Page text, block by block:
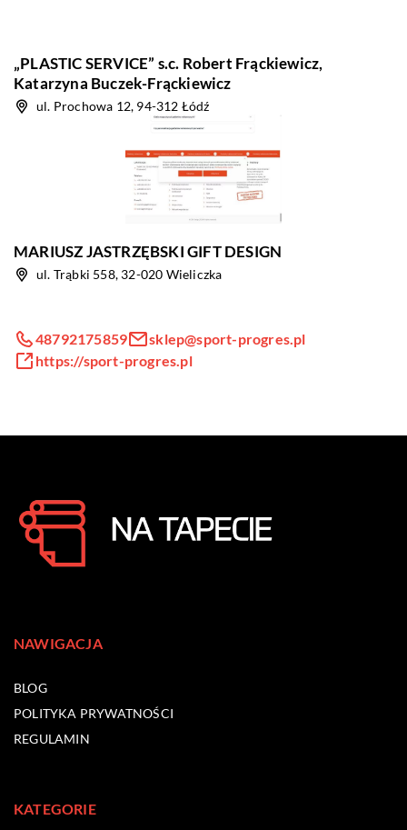
„PLASTIC SERVICE” s.c. Robert Frąckiewicz,
Katarzyna Buczek-Frąckiewicz
ul. Prochowa 12, 94-312 Łódź
MARIUSZ JASTRZĘBSKI GIFT DESIGN
ul. Trąbki 558, 32-020 Wieliczka
48792175859
sklep@sport-progres.pl
https://sport-progres.pl
NAWIGACJA
BLOG
POLITYKA PRYWATNOŚCI
REGULAMIN
KATEGORIE